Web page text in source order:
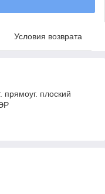
Условия возврата
плоский